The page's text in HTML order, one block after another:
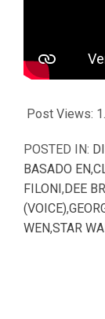
Post Views:
POSTED IN:
BASADO EN,
FILONI,DEE
(VOICE),
WEN,STAR